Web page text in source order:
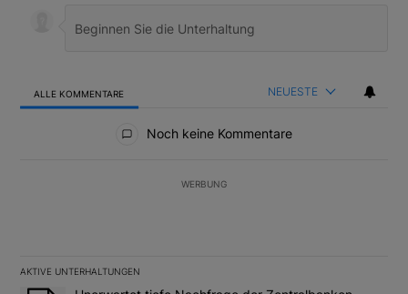
ALLE KOMMENTARE NEUESTE
Noch keine Kommentare
WERBUNG
AKTIVE UNTERHALTUNGEN
Das Folgende ist eine Liste der am meisten kommentierten